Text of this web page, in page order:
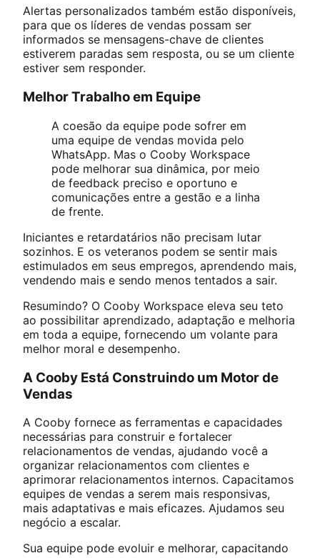
Alertas personalizados também estão disponíveis,
para que os líderes de vendas possam ser
informados se mensagens-chave de clientes
estiverem paradas sem resposta, ou se um cliente
estiver sem responder.
Melhor Trabalho em Equipe
A coesão da equipe pode sofrer em
uma equipe de vendas movida pelo
WhatsApp. Mas o Cooby Workspace
pode melhorar sua dinâmica, por meio
de feedback preciso e oportuno e
comunicações entre a gestão e a linha
de frente.
Iniciantes e retardatários não precisam lutar
sozinhos. E os veteranos podem se sentir mais
estimulados em seus empregos, aprendendo mais,
vendendo mais e sendo menos tentados a sair.
Resumindo? O Cooby Workspace eleva seu teto
ao possibilitar aprendizado, adaptação e melhoria
em toda a equipe, fornecendo um volante para
melhor moral e desempenho.
A Cooby Está Construindo um Motor de
Vendas
A Cooby fornece as ferramentas e capacidades
necessárias para construir e fortalecer
relacionamentos de vendas, ajudando você a
organizar relacionamentos com clientes e
aprimorar relacionamentos internos. Capacitamos
equipes de vendas a serem mais responsivas,
mais adaptativas e mais eficazes. Ajudamos seu
negócio a escalar.
Sua equipe pode evoluir e melhorar, capacitando